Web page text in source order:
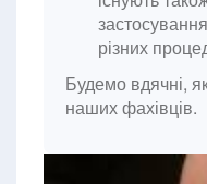
різних
Будемо вдячні,
наших фахівців.